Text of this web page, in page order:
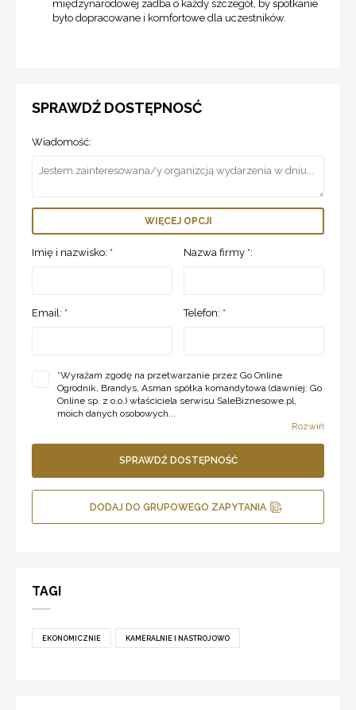
międzynarodowej zadba o każdy szczegół, by spotkanie
było dopracowane i komfortowe dla uczestników.
SPRAWDŹ DOSTĘPNOSĆ
Wiadomość:
WIĘCEJ OPCJI
Imię i nazwisko: * Nazwa firmy *:
Email: * Telefon: *
*Wyrażam zgodę na przetwarzanie przez Go Online
Ogrodnik, Brandys, Asman spółka komandytowa (dawniej: Go
Online sp. z o.o.) właściciela serwisu SaleBiznesowe.pl,
moich danych osobowych...
Rozwiń
SPRAWDŹ DOSTĘPNOŚĆ
DODAJ DO GRUPOWEGO ZAPYTANIA
TAGI
EKONOMICZNIE KAMERALNIE I NASTROJOWO